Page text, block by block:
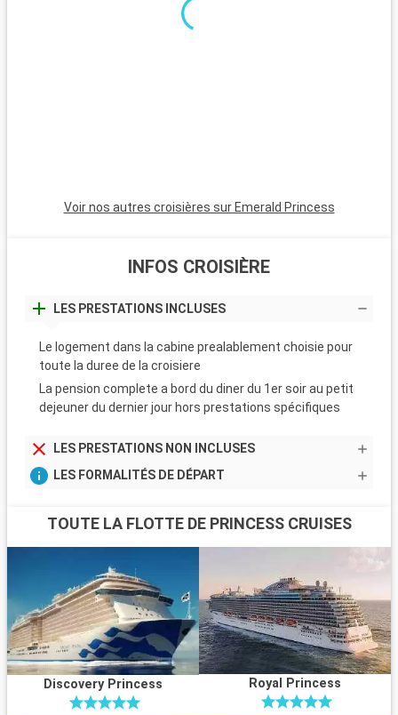
minutes, est incontournable avec son atmosphère animée,
ses plages et son quartier Art Déco. Pour une ambiance plus
Voir nos autres croisières sur Emerald Princess
INFOS CROISIÈRE
LES PRESTATIONS INCLUSES
Le logement dans la cabine prealablement choisie pour
toute la duree de la croisiere
La pension complete a bord du diner du 1er soir au petit
dejeuner du dernier jour hors prestations spécifiques
LES PRESTATIONS NON INCLUSES
LES FORMALITÉS DE DÉPART
TOUTE LA FLOTTE DE PRINCESS CRUISES
Discovery Princess Royal Princess